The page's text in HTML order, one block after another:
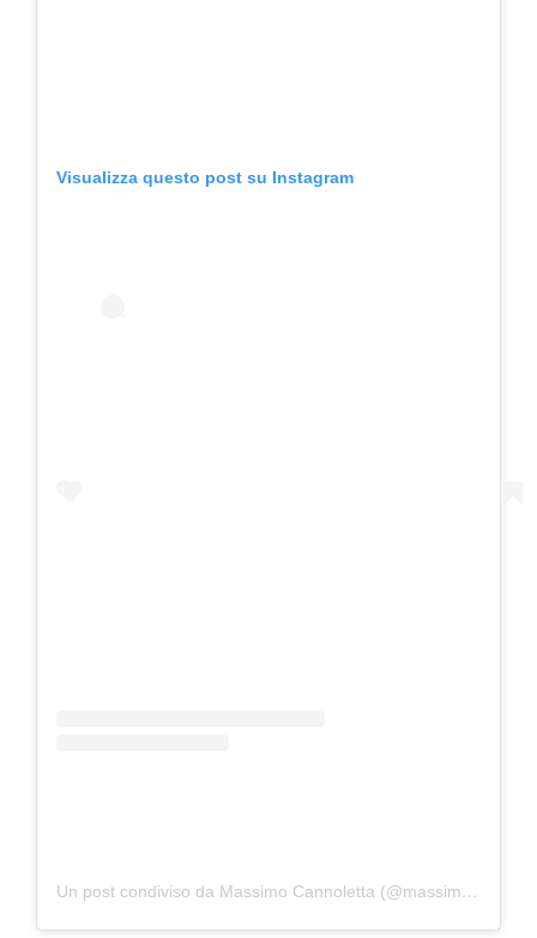
Visualizza questo post su Instagram
Un post condiviso da Massimo Cannoletta (@massimo20.it)